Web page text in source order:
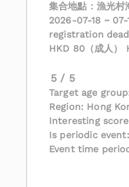
集合地點：漁光村
2026-07-18 ~
registration
HKD 80（成人）
5 / 5
Target age
Region: Hong
Interesting
Is periodic
Event time